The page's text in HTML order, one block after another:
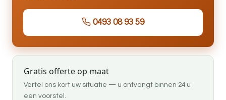
0493 08 93 59
Gratis offerte op maat
Vertel ons kort uw situatie — u ontvangt binnen 24 u
een voorstel.